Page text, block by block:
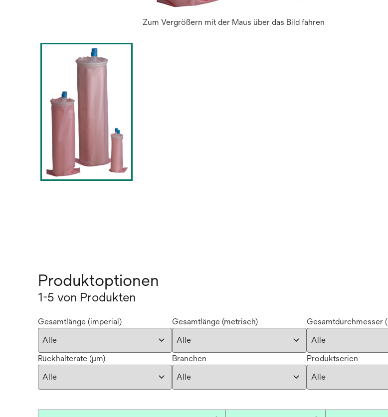
Zum Vergrößern mit der Maus über das Bild fahren
Produktoptionen
1-5 von Produkten
Gesamtlänge (imperial) Gesamtlänge (metrisch) Gesamtdurchmesser
Rückhalterate (µm) Branchen Produktserien